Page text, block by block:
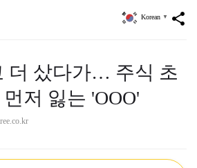
share
Korean ▼
더 샀다가… 주식 초
저 잃는 'OOO'